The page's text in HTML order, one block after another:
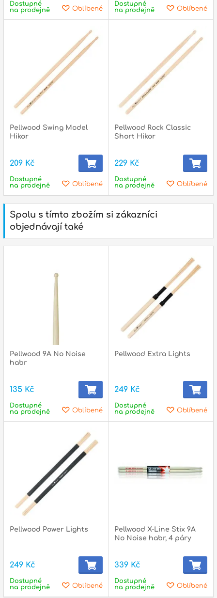
Oblíbené
Dostupné
na prodejně
Oblíbené
Dostupné
na prodejně
Pellwood Swing Model
Hikor
209 Kč
Oblíbené
Dostupné
na prodejně
Pellwood Rock Classic
Short Hikor
229 Kč
Oblíbené
Dostupné
na prodejně
Spolu s tímto zbožím si zákazníci
objednávají také
Pellwood 9A No Noise
habr
135 Kč
Oblíbené
Dostupné
na prodejně
Pellwood Extra Lights
249 Kč
Oblíbené
Dostupné
na prodejně
Pellwood Power Lights
249 Kč
Oblíbené
Dostupné
na prodejně
Pellwood X-Line Stix 9A
No Noise habr, 4 páry
339 Kč
Oblíbené
Dostupné
na prodejně